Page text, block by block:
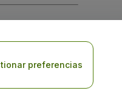
preferencias